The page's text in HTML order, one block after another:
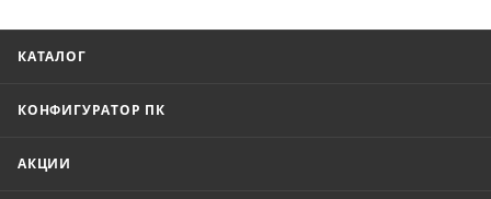
КАТАЛОГ
КОНФИГУРАТОР ПК
АКЦИИ